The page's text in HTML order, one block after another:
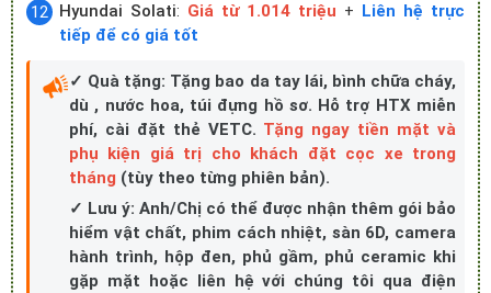
Hyundai Solati: Giá từ 1.014 triệu + Liên hệ trực
tiếp để có giá tốt
✓ Quà tặng: Tặng bao da tay lái, bình chữa cháy,
dù , nước hoa, túi đựng hồ sơ. Hỗ trợ HTX miễn
phí, cài đặt thẻ VETC. Tặng ngay tiền mặt và
phụ kiện giá trị cho khách đặt cọc xe trong
tháng (tùy theo từng phiên bản).
✓ Lưu ý: Anh/Chị có thể được nhận thêm gói bảo
hiểm vật chất, phim cách nhiệt, sàn 6D, camera
hành trình, hộp đen, phủ gầm, phủ ceramic khi
gặp mặt hoặc liên hệ với chúng tôi qua điện